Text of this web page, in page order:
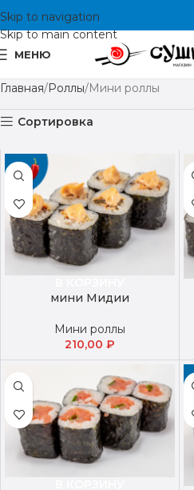
Skip to navigation
Skip to main content
МЕНЮ
Главная Роллы Мини роллы
Сортировка
мини Мидии
Мини роллы
210,00 ₽